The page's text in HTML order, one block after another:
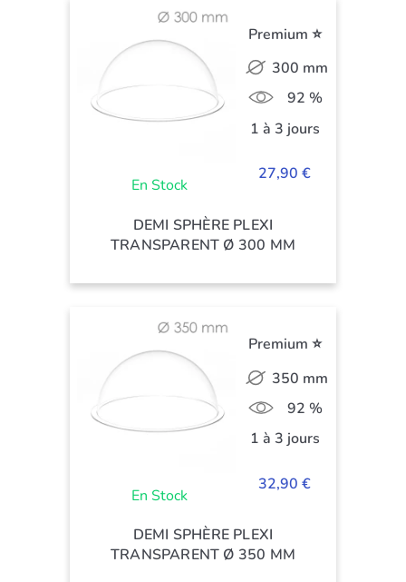
En Stock
Premium ⭐
300 mm
92 %
1 à 3 jours
27,90 €
DEMI SPHÈRE PLEXI
TRANSPARENT Ø 300 MM
En Stock
Premium ⭐
350 mm
92 %
1 à 3 jours
32,90 €
DEMI SPHÈRE PLEXI
TRANSPARENT Ø 350 MM